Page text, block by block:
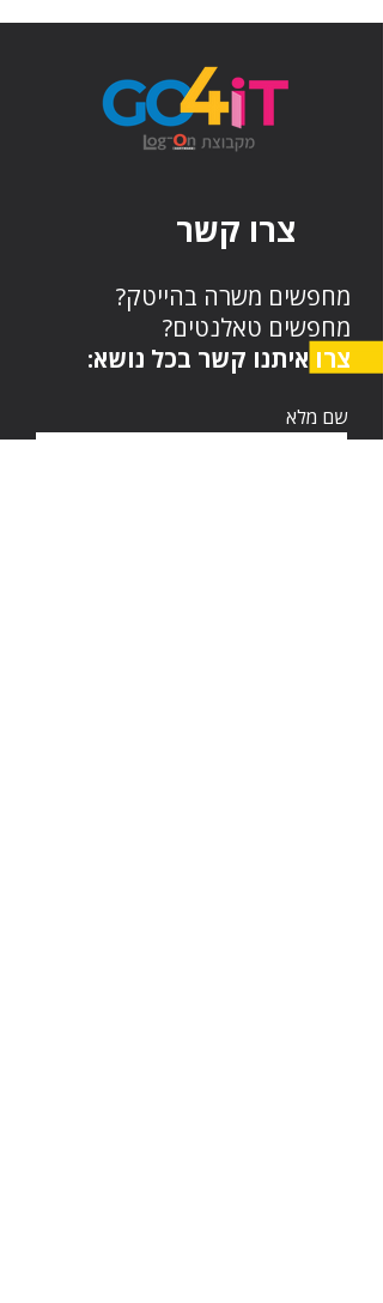
צרו קשר
מחפשים משרה בהייטק?
מחפשים טאלנטים?
צרו איתנו קשר בכל נושא:
שם מלא